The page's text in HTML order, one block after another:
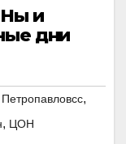
и
дни
Петропавловсс,
, ЦОН